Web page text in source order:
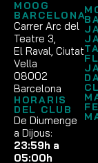
MOOG
BARCELONA
Carrer Arc del
Teatre 3,
El Raval, Ciutat
Vella
08002
Barcelona
HORARIS
DEL CLUB
De Diumenge
a Dijous:
23:59h a
05:00h